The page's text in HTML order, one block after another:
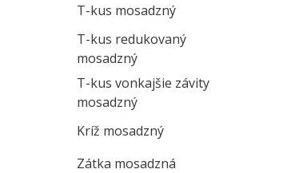
T-kus mosadzný
T-kus redukovaný
mosadzný
T-kus vonkajšie závity
mosadzný
Kríž mosadzný
Zátka mosadzná